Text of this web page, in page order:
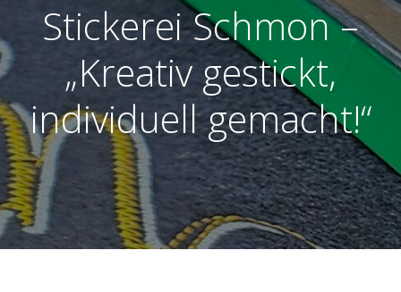
Stickerei Schmon –
„Kreativ gestickt,
individuell gemacht!“